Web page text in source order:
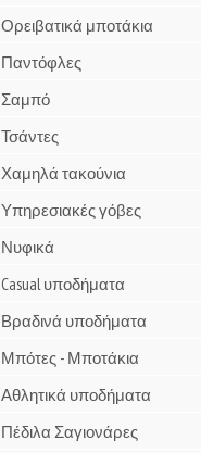
Ορειβατικά μποτάκια
Παντόφλες
Σαμπό
Τσάντες
Χαμηλά τακούνια
Υπηρεσιακές γόβες
Νυφικά
Casual υποδήματα
Βραδινά υποδήματα
Μπότες - Μποτάκια
Αθλητικά υποδήματα
Πέδιλα Σαγιονάρες